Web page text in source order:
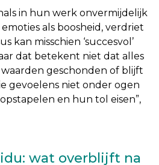
in hun werk onvermijdelijk
als boosheid, verdriet
kan misschien ‘succesvol’
dat betekent niet dat alles
waarden geschonden of blijft
gevoelens niet onder ogen
en hun tol eisen”,
wat overblijft na